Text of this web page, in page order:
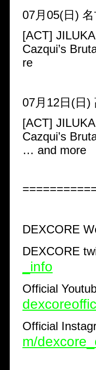
07月05(日)
[ACT]
Cazqui’s
re
07月12日(日)
[ACT]
Cazqui’s
… and more
DEXCORE
DEXCORE
_info
Official
Official
m/